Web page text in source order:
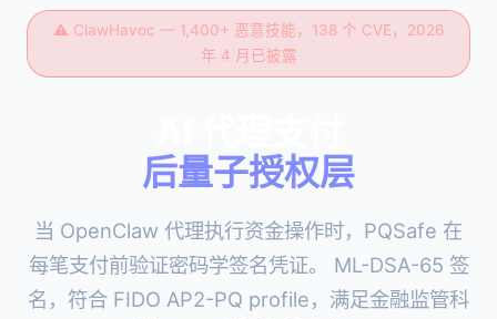
⚠ ClawHavoc — 1,400+ 恶意技能，138 个 CVE，2026
年 4 月已披露
后量子授权层
当 OpenClaw 代理执行资金操作时，PQSafe 在
每笔支付前验证密码学签名凭证。 ML-DSA-65 签
名，符合 FIDO AP2-PQ profile，满足金融监管科